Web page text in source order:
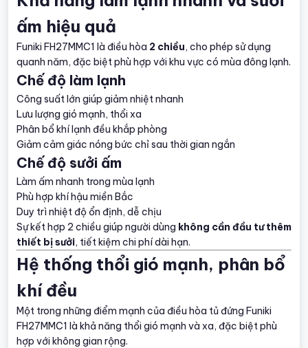
ấm hiệu quả
Funiki FH27MMC1 là điều hòa 2 chiều, cho phép sử dụng
quanh năm, đặc biệt phù hợp với khu vực có mùa đông lạnh.
Chế độ làm lạnh
Công suất lớn giúp giảm nhiệt nhanh
Lưu lượng gió mạnh, thổi xa
Phân bổ khí lạnh đều khắp phòng
Giảm cảm giác nóng bức chỉ sau thời gian ngắn
Chế độ sưởi ấm
Làm ấm nhanh trong mùa lạnh
Phù hợp khí hậu miền Bắc
Duy trì nhiệt độ ổn định, dễ chịu
Sự kết hợp 2 chiều giúp người dùng không cần đầu tư thêm
thiết bị sưởi, tiết kiệm chi phí dài hạn.
Hệ thống thổi gió mạnh, phân bổ
khí đều
Một trong những điểm mạnh của điều hòa tủ đứng Funiki
FH27MMC1 là khả năng thổi gió mạnh và xa, đặc biệt phù
hợp với không gian rộng.